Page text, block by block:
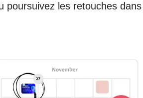
poursuivez les retouches dans